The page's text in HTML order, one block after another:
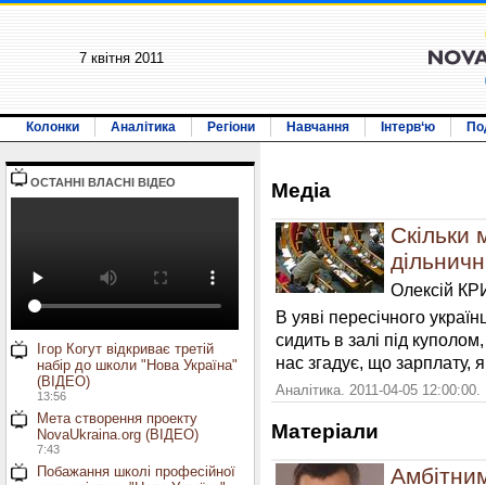
7 квiтня 2011
Колонки Аналітика Регіони Навчання Інтерв‘ю
ОСТАННI ВЛАСНI ВIДЕО
Ігор Когут відкриває третій
набір до школи "Нова Україна"
(ВІДЕО)
13:56
Мета створення проекту
NovaUkraina.org (ВІДЕО)
7:43
Побажання школі професійної
Медiа
Скільки
Олексій
В уяві пересічного
сидить в залі під
нас згадує, що зарплату,
Аналітика. 2011-04-05
Матерiали